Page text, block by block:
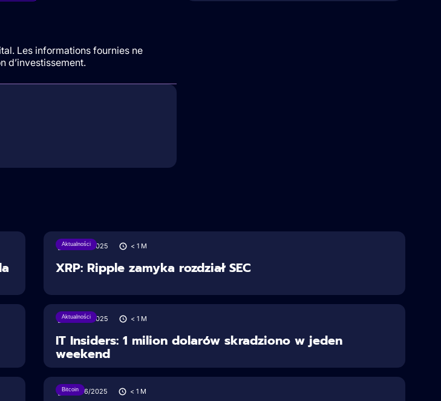
Les informations fournies ne
d’investissement.
Aktualności
28/06/2025 < 1 M
XRP: Ripple zamyka rozdział SEC
Aktualności
28/06/2025 < 1 M
IT Insiders: 1 milion dolarów skradziono w jeden
weekend
Bitcoin
27/06/2025 < 1 M